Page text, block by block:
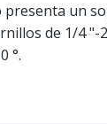
un
de 1/4 "-
°.